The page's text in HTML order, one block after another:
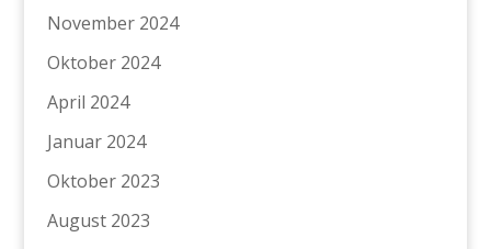
November 2024
Oktober 2024
April 2024
Januar 2024
Oktober 2023
August 2023